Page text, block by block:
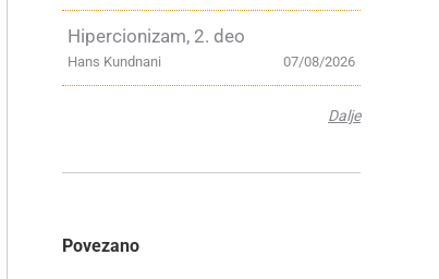
Hipercionizam, 2. deo
07/08/2026
Hans Kundnani
Dalje
Povezano